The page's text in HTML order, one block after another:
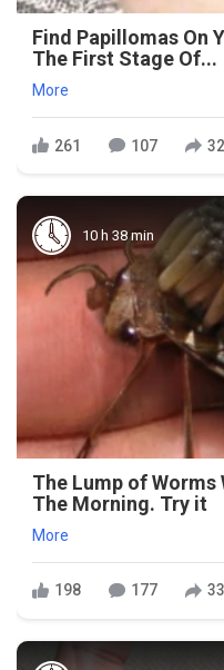
Find Papillomas On
The First Stage Of...
More
261 107
10 h 38 min
The Lump of Worms
The Morning. Try it
More
198 177